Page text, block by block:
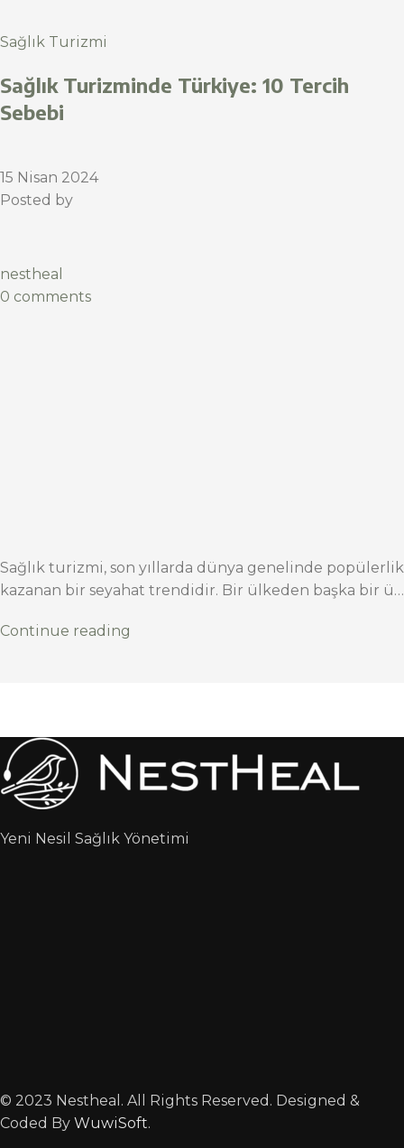
Sağlık Turizmi
Sağlık Turizminde Türkiye: 10 Tercih
Sebebi
15 Nisan 2024
Posted by
nestheal
0 comments
Sağlık turizmi, son yıllarda dünya genelinde popülerlik
kazanan bir seyahat trendidir. Bir ülkeden başka bir ü…
Continue reading
Yeni Nesil Sağlık Yönetimi
© 2023 Nestheal. All Rights Reserved. Designed &
Coded By WuwiSoft.